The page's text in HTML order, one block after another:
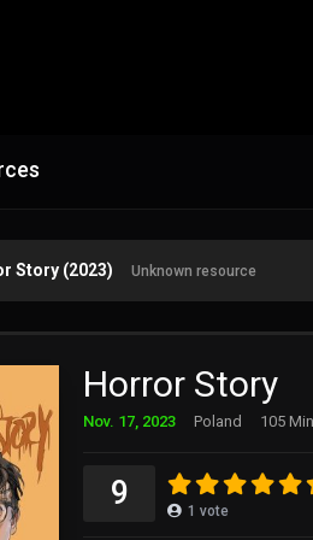
Story (2023) Unknown resource
Horror Story
Nov. 17, 2023 Poland 105
9 1 vote